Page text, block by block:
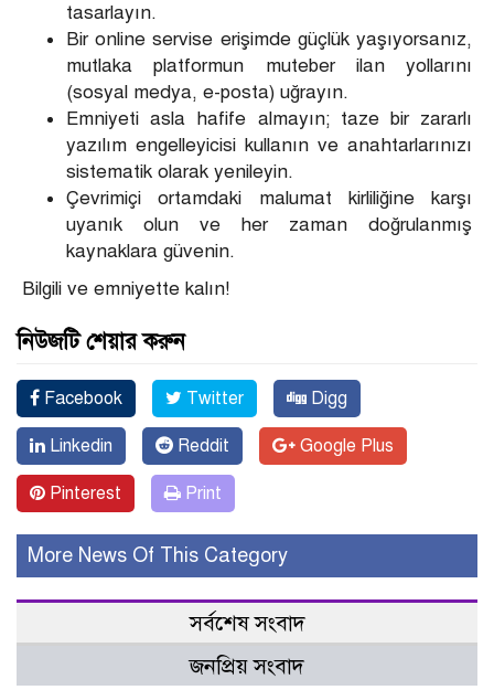
tasarlayın.
Bir online servise erişimde güçlük yaşıyorsanız,
mutlaka platformun muteber ilan yollarını
(sosyal medya, e-posta) uğrayın.
Emniyeti asla hafife almayın; taze bir zararlı
yazılım engelleyicisi kullanın ve anahtarlarınızı
sistematik olarak yenileyin.
Çevrimiçi ortamdaki malumat kirliliğine karşı
uyanık olun ve her zaman doğrulanmış
kaynaklara güvenin.
Bilgili ve emniyette kalın!
নিউজটি শেয়ার করুন
Facebook Twitter Digg
Linkedin Reddit Google Plus
Pinterest Print
More News Of This Category
সর্বশেষ সংবাদ
জনপ্রিয় সংবাদ